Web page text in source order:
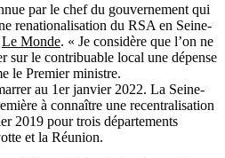
par le chef du gouvernement qui
renationalisation du RSA en Seine-
Le Monde. « Je considère que l’on ne
sur le contribuable local une dépense
le Premier ministre.
au 1er janvier 2022. La Seine-
à connaître une recentralisation
2019 pour trois départements
et la Réunion.